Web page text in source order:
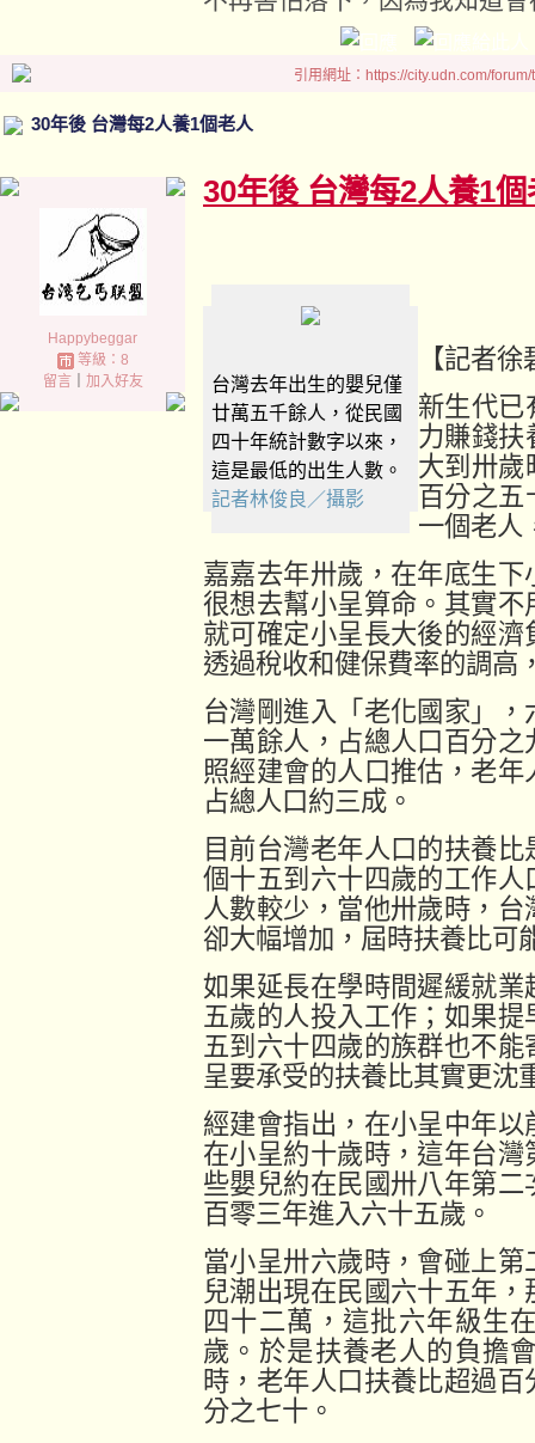
引用網址：https://city.udn.com/
30年後 台灣每2人養1個老人
Happybeggar
等級：8
留言｜ 加入好友
30年後 台灣每2人養1個
台灣去年出生的嬰兒僅
廿萬五千餘人，從民國
四十年統計數字以來，
這是最低的出生人數。
記者林俊良／攝影
【記者
新生代已
力賺錢扶
大到卅歲
百分之五
一個老人
嘉嘉去年卅歲，在年底生
很想去幫小呈算命。其實
就可確定小呈長大後的經
透過稅收和健保費率的調高
台灣剛進入「老化國家」
一萬餘人，占總人口百分
照經建會的人口推估，老
占總人口約三成。
目前台灣老年人口的扶養
個十五到六十四歲的工作
人數較少，當他卅歲時，
卻大幅增加，屆時扶養比可
如果延長在學時間遲緩就
五歲的人投入工作；如果
五到六十四歲的族群也不
呈要承受的扶養比其實更沈
經建會指出，在小呈中年
在小呈約十歲時，這年台
些嬰兒約在民國卅八年第
百零三年進入六十五歲。
當小呈卅六歲時，會碰上
兒潮出現在民國六十五年
四十二萬，這批六年級生
歲。於是扶養老人的負擔
時，老年人口扶養比超過
分之七十。